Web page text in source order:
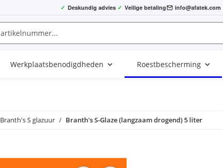
✓ Deskundig advies ✓ Veilige betaling info@afatek.com
Werkplaatsbenodigdheden Roestbescherming
Branth's S glazuur Branth's S-Glaze (langzaam drogend) 5 liter